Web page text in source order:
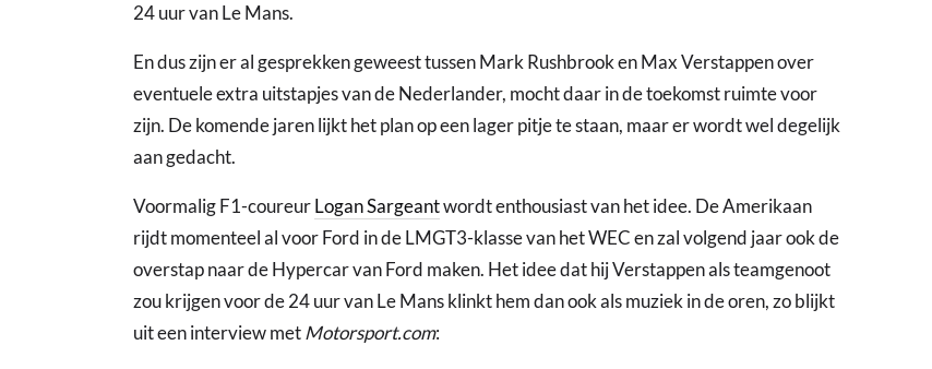
24 uur van Le Mans.
En dus zijn er al gesprekken geweest tussen Mark Rushbrook en Max Verstappen over
eventuele extra uitstapjes van de Nederlander, mocht daar in de toekomst ruimte voor
zijn. De komende jaren lijkt het plan op een lager pitje te staan, maar er wordt wel degelijk
aan gedacht.
Voormalig F1-coureurLogan Sargeantwordt enthousiast van het idee. De Amerikaan
rijdt momenteel al voor Ford in de LMGT3-klasse van het WEC en zal volgend jaar ook de
overstap naar de Hypercar van Ford maken. Het idee dat hij Verstappen als teamgenoot
zou krijgen voor de 24 uur van Le Mans klinkt hem dan ook als muziek in de oren, zo blijkt
uit een interview metMotorsport.com: